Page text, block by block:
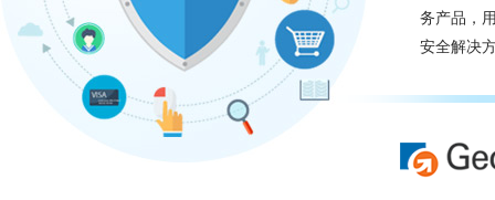
务产品，
安全解决